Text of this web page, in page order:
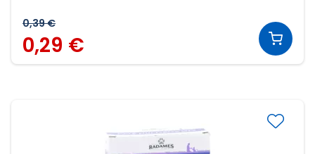
0,39 €
0,29 €